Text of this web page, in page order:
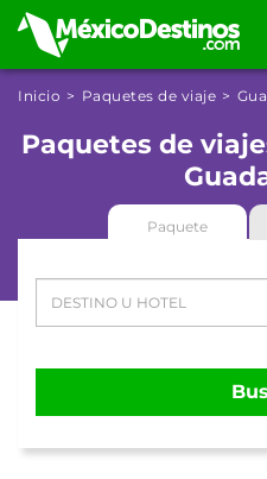
Inicio Paquetes de viaje
Paquetes de
Paquete